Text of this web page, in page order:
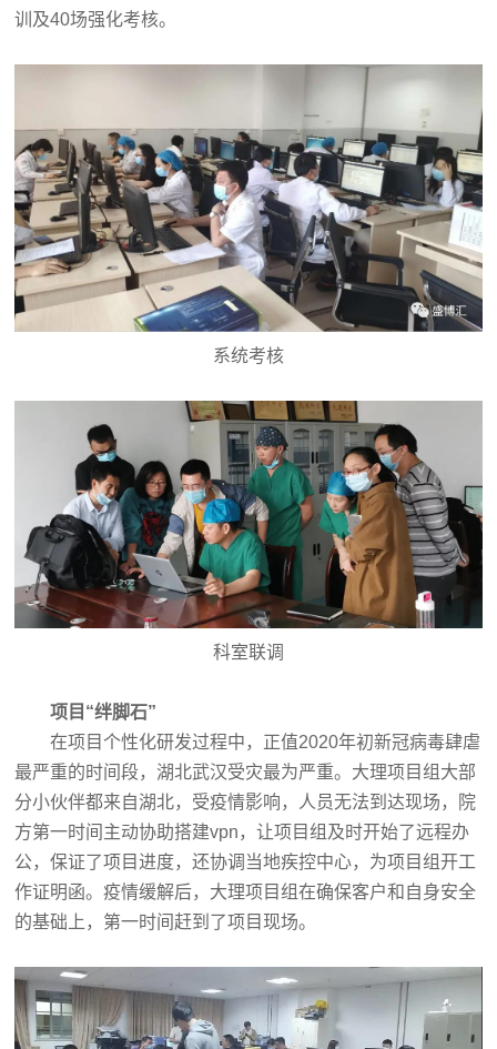
训及40场强化考核。
系统考核
科室联调
项目“绊脚石”
在项目个性化研发过程中，正值2020年初新冠病毒肆虐
最严重的时间段，湖北武汉受灾最为严重。大理项目组大部
分小伙伴都来自湖北，受疫情影响，人员无法到达现场，院
方第一时间主动协助搭建vpn，让项目组及时开始了远程办
公，保证了项目进度，还协调当地疾控中心，为项目组开工
作证明函。疫情缓解后，大理项目组在确保客户和自身安全
的基础上，第一时间赶到了项目现场。